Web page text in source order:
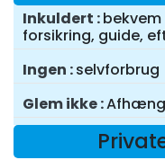
Inkuldert
forsikring, guide,
Ingen selvforbrug
Glem ikke